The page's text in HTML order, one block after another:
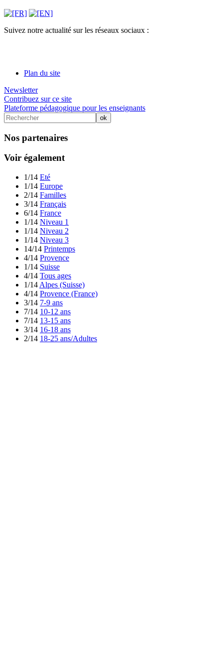
Suivez notre actualité sur les réseaux sociaux :
Plan du site
Newsletter
Contribuez sur ce site
Plateforme pédagogique pour les enseignants
Nos partenaires
Voir également
1/14 Eté
1/14 Europe
2/14 Familles
3/14 Français
6/14 France
1/14 Niveau 1
1/14 Niveau 2
1/14 Niveau 3
14/14 Printemps
4/14 Provence
1/14 Suisse
4/14 Tous ages
1/14 Alpes (Suisse)
4/14 Provence (France)
3/14 7-9 ans
7/14 10-12 ans
7/14 13-15 ans
3/14 16-18 ans
2/14 18-25 ans/Adultes